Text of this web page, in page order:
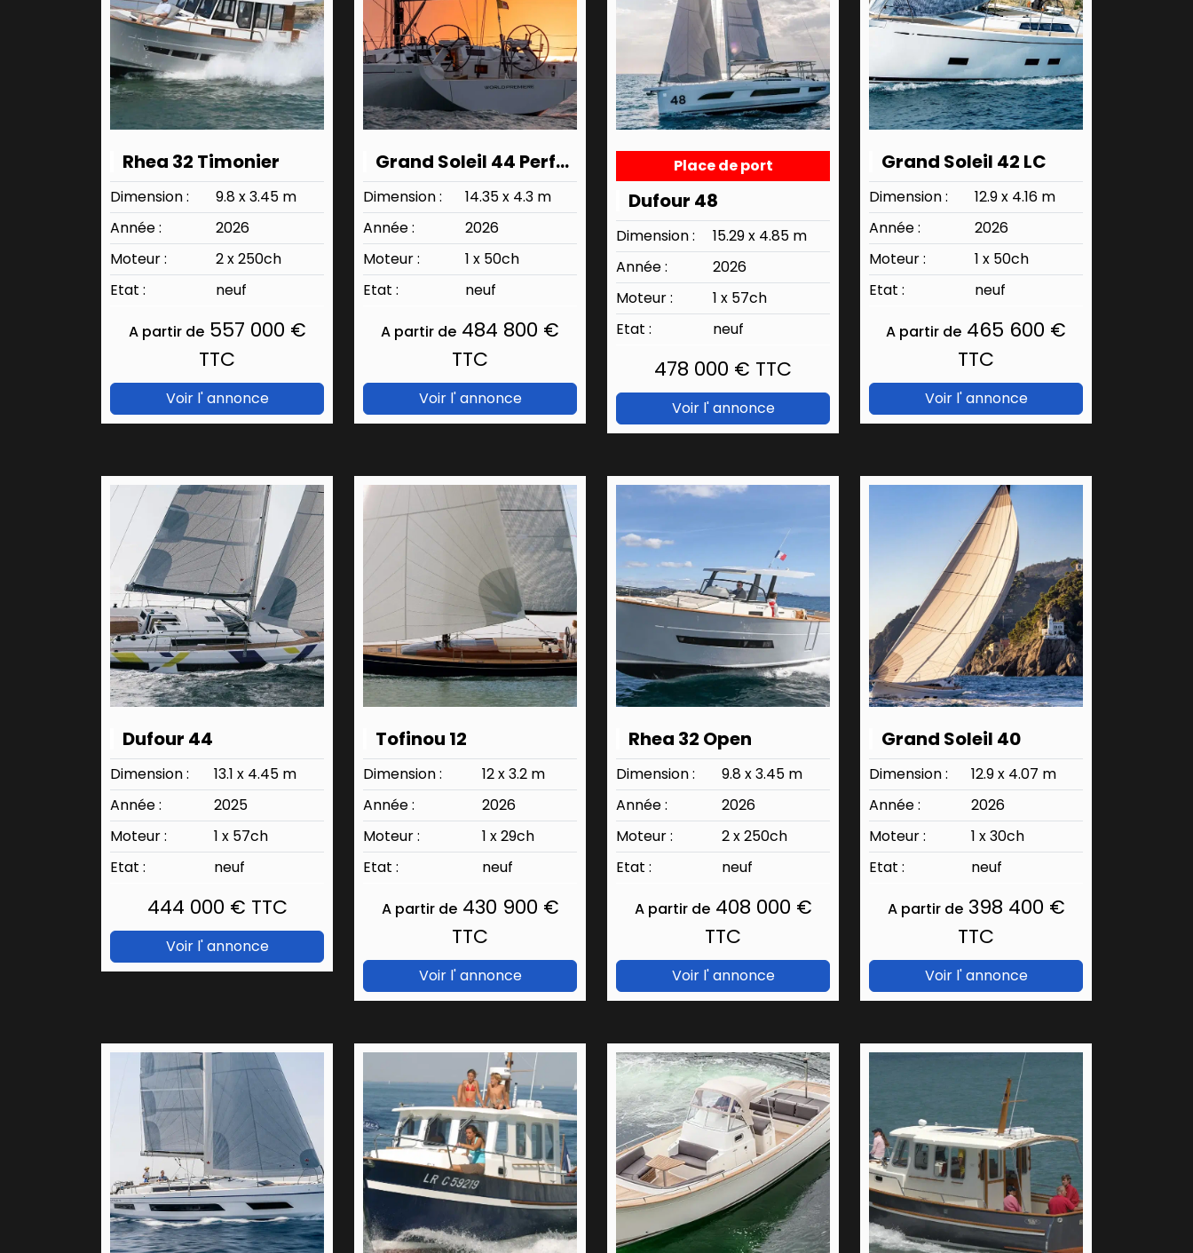
Rhea 32 Timonier
Dimension :
9.8 x 3.45 m
Année :
2026
Moteur :
2 x 250ch
Etat :
neuf
A partir de557 000 €
TTC
Voir l' annonce
Grand Soleil 44 Performance
Dimension :
14.35 x 4.3 m
Année :
2026
Moteur :
1 x 50ch
Etat :
neuf
A partir de 484 800 €
TTC
Voir l' annonce
Place de port
Dufour 48
Dimension :
15.29 x 4.85 m
Année :
2026
Moteur :
1 x 57ch
Etat :
neuf
478 000 € TTC
Voir l' annonce
Grand Soleil 42 LC
Dimension :
12.9 x 4.16 m
Année :
2026
Moteur :
1 x 50ch
Etat :
neuf
A partir de 465 600 €
TTC
Voir l' annonce
Dufour 44
Dimension :
13.1 x 4.45 m
Année :
2025
Moteur :
1 x 57ch
Etat :
neuf
444 000 € TTC
Voir l' annonce
Tofinou 12
Dimension :
12 x 3.2 m
Année :
2026
Moteur :
1 x 29ch
Etat :
neuf
A partir de430 900 €
TTC
Voir l' annonce
Rhea 32 Open
Dimension :
9.8 x 3.45 m
Année :
2026
Moteur :
2 x 250ch
Etat :
neuf
A partir de408 000 €
TTC
Voir l' annonce
Grand Soleil 40
Dimension :
12.9 x 4.07 m
Année :
2026
Moteur :
1 x 30ch
Etat :
neuf
A partir de398 400 €
TTC
Voir l' annonce